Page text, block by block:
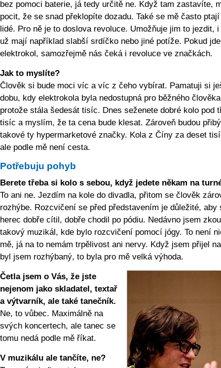
bez pomoci baterie, já tedy určitě ne. Když tam zastavíte,
pocit, že se snad překlopíte dozadu. Také se mě často
lidé. Pro ně je to doslova revoluce. Umožňuje jim to jezdit,
už mají například slabší srdíčko nebo jiné potíže. Pokud
elektrokol, samozřejmě nás čeká i revoluce ve značkách.
Jak to myslíte?
Člověk si bude moci víc a víc z čeho vybírat. Pamatuji si
dobu, kdy elektrokola byla nedostupná pro běžného
protože stála šedesát tisíc. Dnes seženete dobré kolo pod
tisíc a myslím, že ta cena bude klesat. Zároveň budou
takové ty hypermarketové značky. Kola z Číny za deset
ale podle mě není cesta.
Potřebuju pohyb
Berete třeba si kolo s sebou, když jedete někam na
To ani ne. Jezdím na kole do divadla, přitom se člověk
rozhýbe. Rozcvičení se před představením je důležité, aby
herec dobře cítil, dobře chodil po pódiu. Nedávno jsem
takový muzikál, kde bylo rozcvičení pomocí jógy. To není
mě, já na to nemám trpělivost ani nervy. Když jsem přijel
byl jsem rozhýbaný, to byla pro mě velká výhoda.
Četla jsem o Vás, že jste
nejenom jako skladatel, textař
a výtvarník, ale také tanečník.
Ne, to vůbec. Maximálně na
svých koncertech, ale tanec se
tomu nedá podle mě říkat.
V muzikálu ale tančíte, ne?